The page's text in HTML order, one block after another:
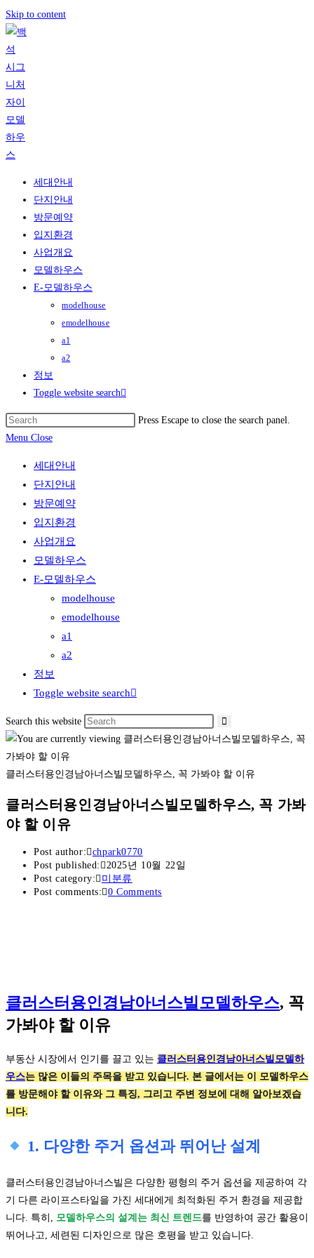
Skip to content
세대안내
단지안내
방문예약
입지환경
사업개요
모델하우스
E-모델하우스
modelhouse
emodelhouse
a1
a2
정보
Toggle website search
Press Escape to close the search panel.
Menu Close
세대안내
단지안내
방문예약
입지환경
사업개요
모델하우스
E-모델하우스
modelhouse
emodelhouse
a1
a2
정보
Toggle website search
Search this website
클러스터용인경남아너스빌모델하우스, 꼭 가봐야 할 이유
클러스터용인경남아너스빌모델하우스, 꼭 가봐
야 할 이유
Post author:
chpark0770
Post published:
2025년 10월 22일
Post category:
미분류
Post comments:
0 Comments
클러스터용인경남아너스빌모델하우스, 꼭
가봐야 할 이유
부동산 시장에서 인기를 끌고 있는 클러스터용인경남아너스빌모델하
우스는 많은 이들의 주목을 받고 있습니다. 본 글에서는 이 모델하우스
를 방문해야 할 이유와 그 특징, 그리고 주변 정보에 대해 알아보겠습
니다.
1. 다양한 주거 옵션과 뛰어난 설계
클러스터용인경남아너스빌은 다양한 평형의 주거 옵션을 제공하여 각
기 다른 라이프스타일을 가진 세대에게 최적화된 주거 환경을 제공합
니다. 특히, 모델하우스의 설계는 최신 트렌드를 반영하여 공간 활용이
뛰어나고, 세련된 디자인으로 많은 호평을 받고 있습니다.